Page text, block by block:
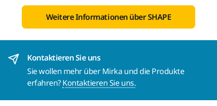
Weitere Informationen über SHAPE
Kontaktieren Sie uns
Sie wollen mehr über Mirka und die Produkte
erfahren?Kontaktieren Sie uns.